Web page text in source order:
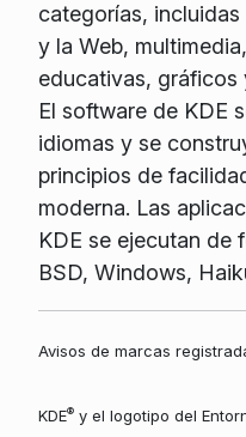
categorías,
y la Web,
educativas, gráficos
El software de KDE
idiomas y se
principios de
moderna. Las
KDE se ejecutan de
BSD, Windows,
Avisos de marcas
KDE®y el logotipo del